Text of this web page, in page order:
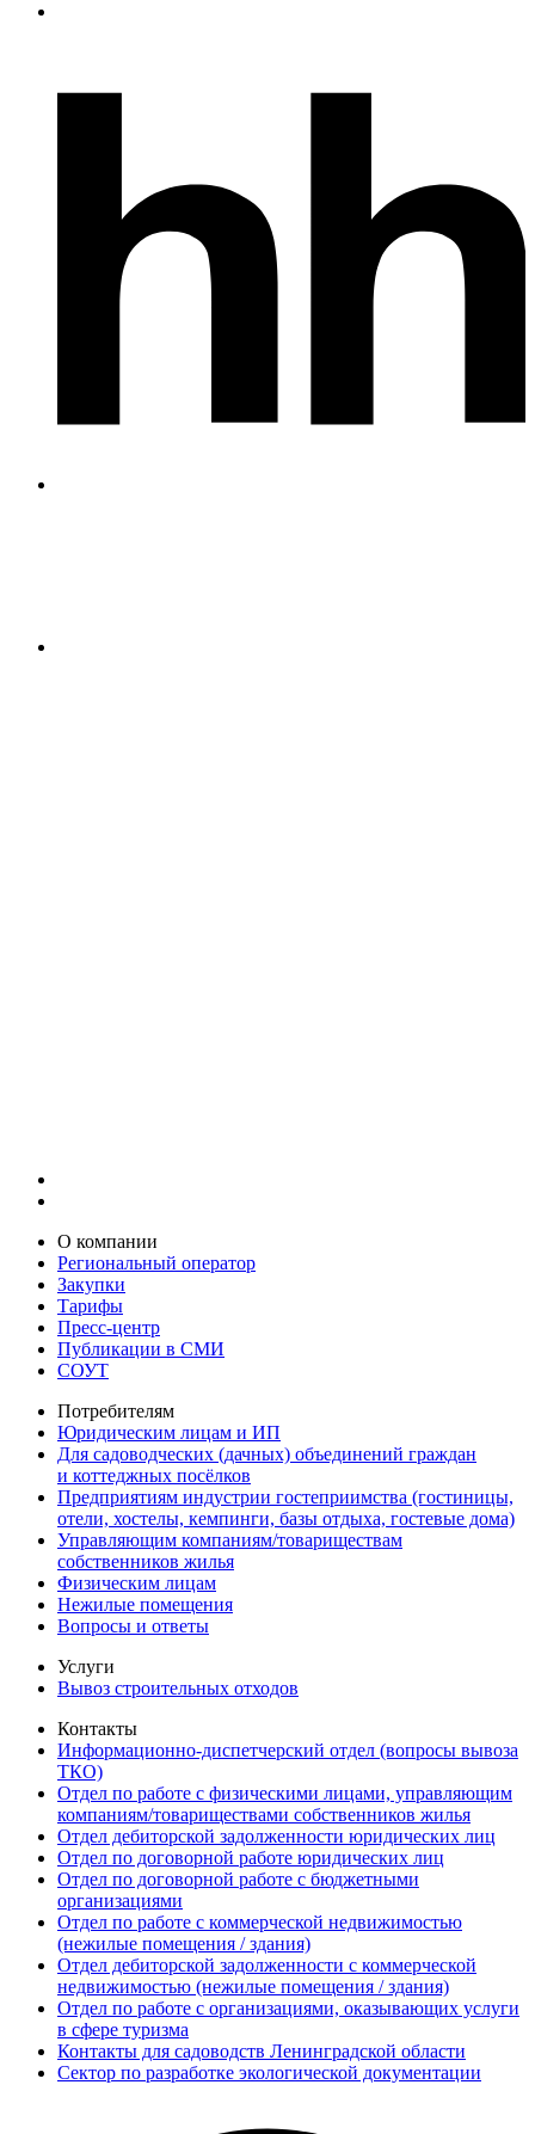
О компании
Региональный оператор
Закупки
Тарифы
Пресс-центр
Публикации в СМИ
СОУТ
Потребителям
Юридическим лицам и ИП
Для садоводческих (дачных) объединений граждан
и коттеджных посёлков
Предприятиям индустрии гостеприимства (гостиницы,
отели, хостелы, кемпинги, базы отдыха, гостевые дома)
Управляющим компаниям/товариществам
собственников жилья
Физическим лицам
Нежилые помещения
Вопросы и ответы
Услуги
Вывоз строительных отходов
Контакты
Информационно-диспетчерский отдел (вопросы вывоза
ТКО)
Отдел по работе с физическими лицами, управляющим
компаниям/товариществами собственников жилья
Отдел дебиторской задолженности юридических лиц
Отдел по договорной работе юридических лиц
Отдел по договорной работе с бюджетными
организациями
Отдел по работе с коммерческой недвижимостью
(нежилые помещения / здания)
Отдел дебиторской задолженности с коммерческой
недвижимостью (нежилые помещения / здания)
Отдел по работе с организациями, оказывающих услуги
в сфере туризма
Контакты для садоводств Ленинградской области
Сектор по разработке экологической документации